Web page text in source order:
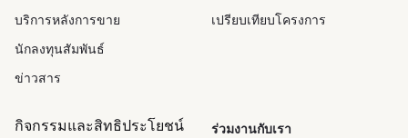
บริการหลังการขาย
นักลงทุนสัมพันธ์
ข่าวสาร
เปรียบเทียบโครงการ
กิจกรรมและสิทธิประโยชน์
ร่วมงานกับเรา